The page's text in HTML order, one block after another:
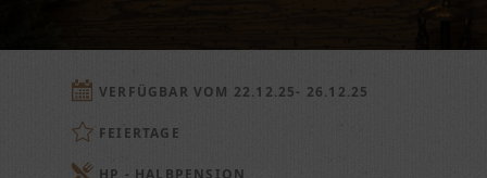
VERFÜGBAR VOM 22.12.25- 26.12.25
FEIERTAGE
HP - HALBPENSION